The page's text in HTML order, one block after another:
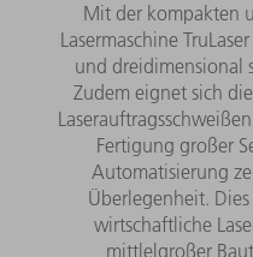
Mit der kompakten
Lasermaschine
und dreidimensional
Zudem eignet sich
Fertigung großer
Automatisierung
Überlegenheit.
wirtschaftliche
mittlelgroßer